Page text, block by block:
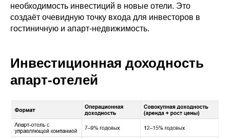
необходимость инвестиций в новые отели. Это
создаёт очевидную точку входа для инвесторов в
гостиничную и апарт-недвижимость.
Инвестиционная доходность
апарт-отелей